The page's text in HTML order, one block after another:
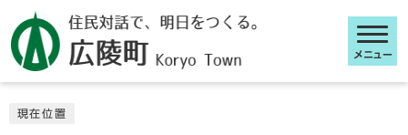
メニュー
現在位置